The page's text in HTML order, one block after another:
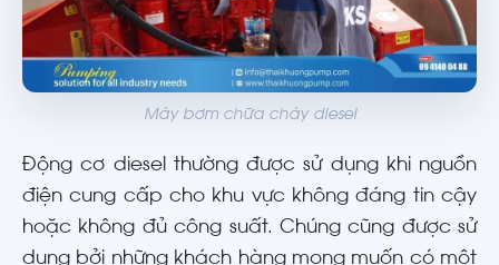
Máy bơm chữa cháy diesel
Động cơ diesel thường được sử dụng khi nguồn
điện cung cấp cho khu vực không đáng tin cậy
hoặc không đủ công suất. Chúng cũng được sử
dụng bởi những khách hàng mong muốn có một